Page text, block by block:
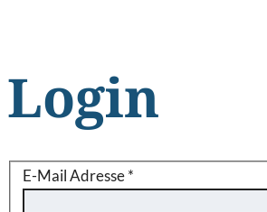
Login
E-Mail Adresse*